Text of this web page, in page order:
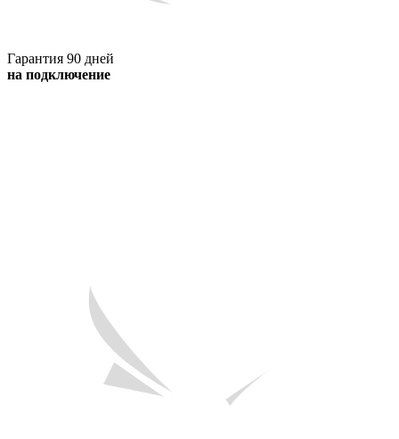
Гарантия 90 дней
на подключение